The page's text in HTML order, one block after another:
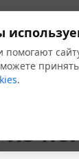
помогают
принять
.